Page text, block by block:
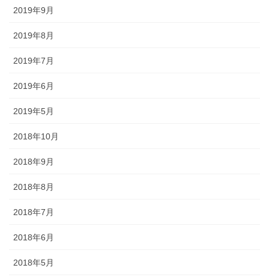
2019年9月
2019年8月
2019年7月
2019年6月
2019年5月
2018年10月
2018年9月
2018年8月
2018年7月
2018年6月
2018年5月
幕・のれん
ちょうちん